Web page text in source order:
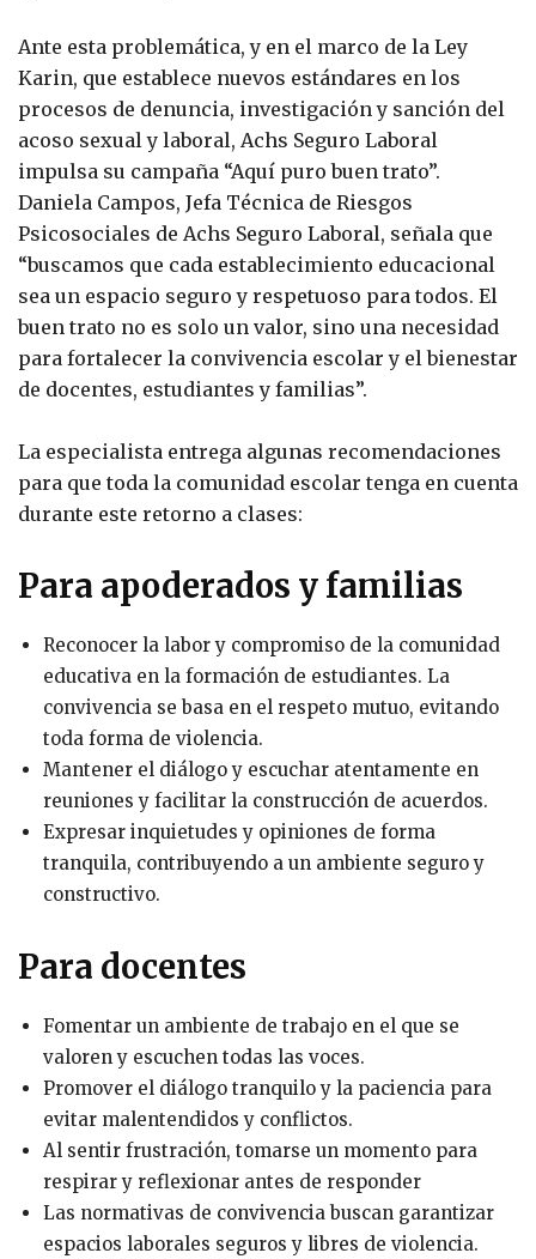
Ante esta problemática, y en el marco de la Ley
Karin, que establece nuevos estándares en los
procesos de denuncia, investigación y sanción del
acoso sexual y laboral, Achs Seguro Laboral
impulsa su campaña “Aquí puro buen trato”.
Daniela Campos, Jefa Técnica de Riesgos
Psicosociales de Achs Seguro Laboral, señala que
“buscamos que cada establecimiento educacional
sea un espacio seguro y respetuoso para todos. El
buen trato no es solo un valor, sino una necesidad
para fortalecer la convivencia escolar y el bienestar
de docentes, estudiantes y familias”.
La especialista entrega algunas recomendaciones
para que toda la comunidad escolar tenga en cuenta
durante este retorno a clases:
Para apoderados y familias
Reconocer la labor y compromiso de la comunidad
educativa en la formación de estudiantes. La
convivencia se basa en el respeto mutuo, evitando
toda forma de violencia.
Mantener el diálogo y escuchar atentamente en
reuniones y facilitar la construcción de acuerdos.
Expresar inquietudes y opiniones de forma
tranquila, contribuyendo a un ambiente seguro y
constructivo.
Para docentes
Fomentar un ambiente de trabajo en el que se
valoren y escuchen todas las voces.
Promover el diálogo tranquilo y la paciencia para
evitar malentendidos y conflictos.
Al sentir frustración, tomarse un momento para
respirar y reflexionar antes de responder
Las normativas de convivencia buscan garantizar
espacios laborales seguros y libres de violencia.